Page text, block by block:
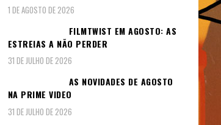
1 DE AGOSTO DE 2026
FILMTWIST EM AGOSTO: AS
ESTREIAS A NÃO PERDER
31 DE JULHO DE 2026
AS NOVIDADES DE AGOSTO
NA PRIME VIDEO
31 DE JULHO DE 2026